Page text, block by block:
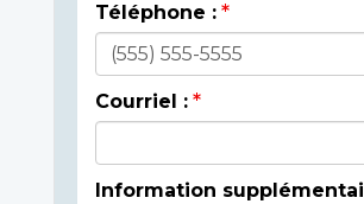
Téléphone :
Courriel :
Information